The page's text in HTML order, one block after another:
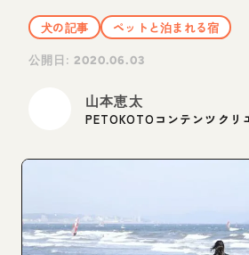
犬の記事
ペットと泊まれる宿
公開日:2020.06.03
山本恵太
PETOKOTOコンテンツクリ